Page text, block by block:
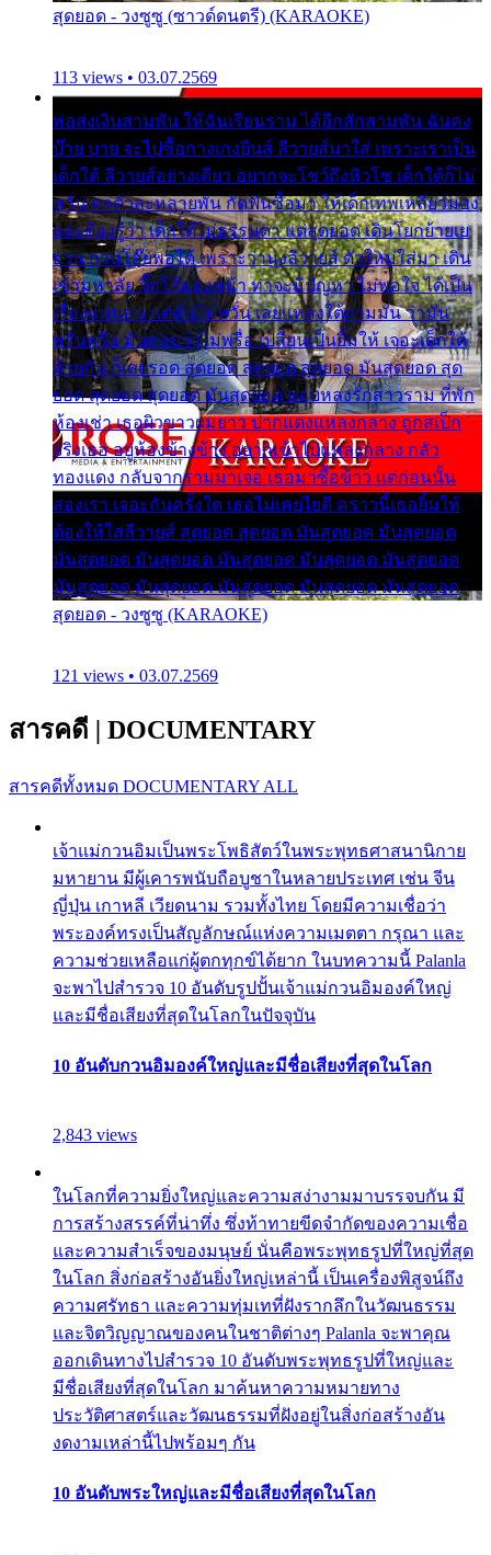
สุดยอด - วงซูซู (ซาวด์ดนตรี) (KARAOKE)
113 views • 03.07.2569
พ่อส่งเงินสามพัน ให้ฉันเรียนราม ได้อีกสักสามพัน ฉันคง
บ๊าย บาย จะไปซื้อกางเกงยีนส์ ลีวายส์มาใส่ เพราะเราเป็น
เด็กใต้ ลีวายส์อย่างเดียว อยากจะโชว์ถึงหิวโซ เด็กใต้ก็ไม่
หวั่น ตกตัวละหลายพัน กัดฟันซื้อมา ให้เด็กเทพเหลียวมอง
และต้องรู้ว่า เด็กใต้ไม่ธรรมดา แต่สุดยอด เดินโยกย้ายเย
ยวน กวนโอ๊ยพอได้ เพราะว่านุ่งลีวายส์ ตัวใหม่ใส่มา เดิน
เข้ามหาลัย จิ๊กโก๊มองหน้า ท่าจะมีปัญหา ไม่พอใจ ได้เป็น
เรื่องแน่นอน แต่ฉันไม่หวั่น เลยแหลงใต้ถามมัน ว่ามัน
พรั่นพรือ มันตอบว่าไม่พรื่อ เปลี่ยนเป็นยิ้มให้ เจอะเด็กใต้
ด้วยกัน ก็เลยรอด สุดยอด สุดยอด สุดยอด มันสุดยอด สุด
ยอด สุดยอด สุดยอด มันสุดยอด แอบหลงรักสาวราม ที่พัก
ห้องเช่า เธอผิวขาวผมยาว ปากแดงแหลงกลาง ถูกสเป็ก
จริงเธอ อยู่ห้องข้างข้าง อยากเข้าไปแหลงกลาง กลัว
ทองแดง กลับจากรามมาเจอ เธอมาซื้อข้าว แต่ก่อนนั้น
สองเรา เจอะกันครั้งใด เธอไม่เคยไยดี คราวนี้เธอยิ้มให้
ต้องให้ใส่ลีวายส์ สุดยอด สุดยอด มันสุดยอด มันสุดยอด
มันสุดยอด มันสุดยอด มันสุดยอด มันสุดยอด มันสุดยอด
มันสุดยอด มันสุดยอด มันสุดยอด มันสุดยอด มันสุดยอด
สุดยอด - วงซูซู (KARAOKE)
121 views • 03.07.2569
สารคดี | DOCUMENTARY
สารคดีทั้งหมด DOCUMENTARY ALL
เจ้าแม่กวนอิมเป็นพระโพธิสัตว์ในพระพุทธศาสนานิกาย
มหายาน มีผู้เคารพนับถือบูชาในหลายประเทศ เช่น จีน
ญี่ปุ่น เกาหลี เวียดนาม รวมทั้งไทย โดยมีความเชื่อว่า
พระองค์ทรงเป็นสัญลักษณ์แห่งความเมตตา กรุณา และ
ความช่วยเหลือแก่ผู้ตกทุกข์ได้ยาก ในบทความนี้ Palanla
จะพาไปสำรวจ 10 อันดับรูปปั้นเจ้าแม่กวนอิมองค์ใหญ่
และมีชื่อเสียงที่สุดในโลกในปัจจุบัน
10 อันดับกวนอิมองค์ใหญ่และมีชื่อเสียงที่สุดในโลก
2,843 views
ในโลกที่ความยิ่งใหญ่และความสง่างามมาบรรจบกัน มี
การสร้างสรรค์ที่น่าทึ่ง ซึ่งท้าทายขีดจำกัดของความเชื่อ
และความสำเร็จของมนุษย์ นั่นคือพระพุทธรูปที่ใหญ่ที่สุด
ในโลก สิ่งก่อสร้างอันยิ่งใหญ่เหล่านี้ เป็นเครื่องพิสูจน์ถึง
ความศรัทธา และความทุ่มเทที่ฝังรากลึกในวัฒนธรรม
และจิตวิญญาณของคนในชาติต่างๆ Palanla จะพาคุณ
ออกเดินทางไปสำรวจ 10 อันดับพระพุทธรูปที่ใหญ่และ
มีชื่อเสียงที่สุดในโลก มาค้นหาความหมายทาง
ประวัติศาสตร์และวัฒนธรรมที่ฝังอยู่ในสิ่งก่อสร้างอัน
งดงามเหล่านี้ไปพร้อมๆ กัน
10 อันดับพระใหญ่และมีชื่อเสียงที่สุดในโลก